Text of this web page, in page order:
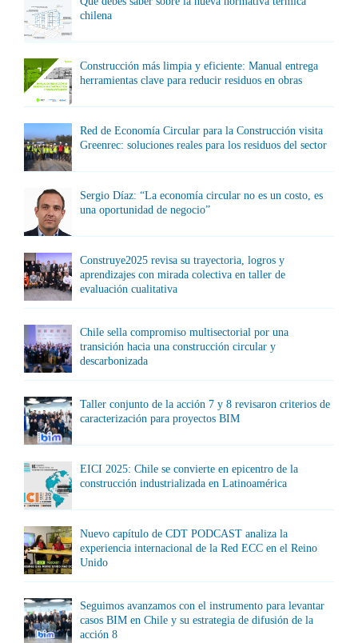
chilena
Construcción más limpia y eficiente: Manual entrega
herramientas clave para reducir residuos en obras
Red de Economía Circular para la Construcción visita
Greenrec: soluciones reales para los residuos del sector
Sergio Díaz: “La economía circular no es un costo, es
una oportunidad de negocio”
Construye2025 revisa su trayectoria, logros y
aprendizajes con mirada colectiva en taller de
evaluación cualitativa
Chile sella compromiso multisectorial por una
transición hacia una construcción circular y
descarbonizada
Taller conjunto de la acción 7 y 8 revisaron criterios de
caracterización para proyectos BIM
EICI 2025: Chile se convierte en epicentro de la
construcción industrializada en Latinoamérica
Nuevo capítulo de CDT PODCAST analiza la
experiencia internacional de la Red ECC en el Reino
Unido
Seguimos avanzamos con el instrumento para levantar
casos BIM en Chile y su estrategia de difusión de la
acción 8